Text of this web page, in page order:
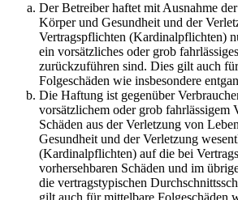
Der Betreiber haftet mit Ausnahme
Körper und Gesundheit und der
Vertragspflichten (Kardinalpflichten)
ein vorsätzliches oder grob
zurückzuführen sind. Dies gilt auch
Folgeschäden wie insbesondere
Die Haftung ist gegenüber
vorsätzlichem oder grob fahrlässigem
Schäden aus der Verletzung von
Gesundheit und der Verletzung
(Kardinalpflichten) auf die bei
vorhersehbaren Schäden und im
die vertragstypischen